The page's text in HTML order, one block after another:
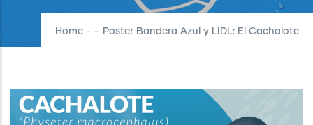
Home - - Poster Bandera Azul y LIDL: El Cachalote